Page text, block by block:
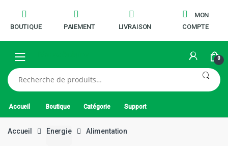
BOUTIQUE PAIEMENT LIVRAISON
MON
COMPTE
0
Recherche
pour :
Accueil Boutique Catégorie Support
Accueil Energie Alimentation